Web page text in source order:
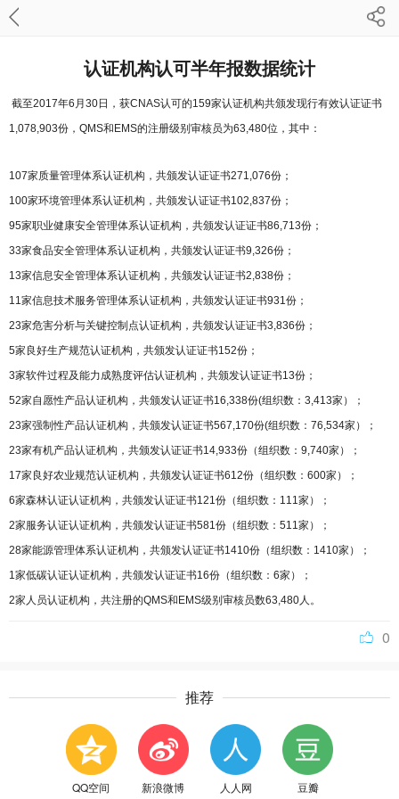
认证机构认可半年报数据统计
截至2017年6月30日，获CNAS认可的159家认证机构共颁发现行有效认证证书
1,078,903份，QMS和EMS的注册级别审核员为63,480位，其中：
107家质量管理体系认证机构，共颁发认证证书271,076份；
100家环境管理体系认证机构，共颁发认证证书102,837份；
95家职业健康安全管理体系认证机构，共颁发认证证书86,713份；
33家食品安全管理体系认证机构，共颁发认证证书9,326份；
13家信息安全管理体系认证机构，共颁发认证证书2,838份；
11家信息技术服务管理体系认证机构，共颁发认证证书931份；
23家危害分析与关键控制点认证机构，共颁发认证证书3,836份；
5家良好生产规范认证机构，共颁发认证证书152份；
3家软件过程及能力成熟度评估认证机构，共颁发认证证书13份；
52家自愿性产品认证机构，共颁发认证证书16,338份(组织数：3,413家）；
23家强制性产品认证机构，共颁发认证证书567,170份(组织数：76,534家）；
23家有机产品认证机构，共颁发认证证书14,933份（组织数：9,740家）；
17家良好农业规范认证机构，共颁发认证证书612份（组织数：600家）；
6家森林认证认证机构，共颁发认证证书121份（组织数：111家）；
2家服务认证认证机构，共颁发认证证书581份（组织数：511家）；
28家能源管理体系认证机构，共颁发认证证书1410份（组织数：1410家）；
1家低碳认证认证机构，共颁发认证证书16份（组织数：6家）；
2家人员认证机构，共注册的QMS和EMS级别审核员数63,480人。
0
推荐
QQ空间 新浪微博 人人网 豆瓣